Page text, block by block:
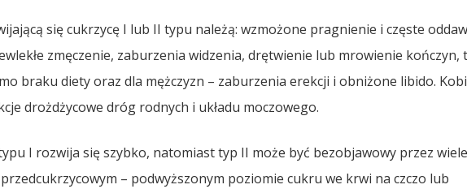
się cukrzycę I lub II typu należą: wzmożone pragnienie i częste
zmęczenie, zaburzenia widzenia, drętwienie lub mrowienie kończyn,
braku diety oraz dla mężczyzn – zaburzenia erekcji i obniżone libido.
drożdżycowe dróg rodnych i układu moczowego.
I rozwija się szybko, natomiast typ II może być bezobjawowy przez
– podwyższonym poziomie cukru we krwi na czczo lub